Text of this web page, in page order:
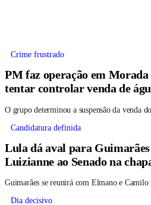
Crime frustrado
PM faz operação em Morada
tentar controlar venda de
O grupo determinou a suspensão da venda
Candidatura definida
Lula dá aval para
Luizianne ao Senado na
Guimarães se reunirá com Elmano e Camilo
Dia decisivo